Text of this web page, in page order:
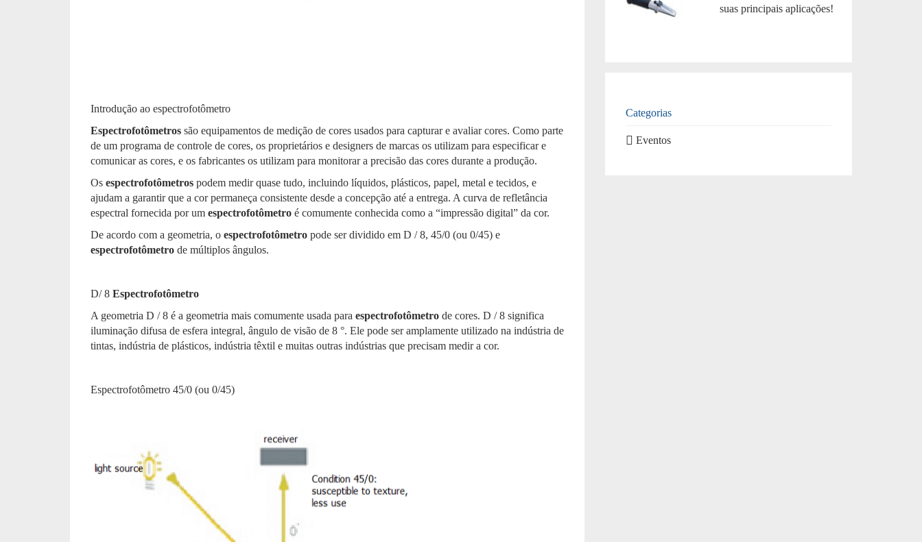
Introdução ao espectrofotômetro
Espectrofotômetros são equipamentos de medição de cores usados ​​para capturar e avaliar cores. Como parte
de um programa de controle de cores, os proprietários e designers de marcas os utilizam para especificar e
comunicar as cores, e os fabricantes os utilizam para monitorar a precisão das cores durante a produção.
Os espectrofotômetros podem medir quase tudo, incluindo líquidos, plásticos, papel, metal e tecidos, e
ajudam a garantir que a cor permaneça consistente desde a concepção até a entrega. A curva de refletância
espectral fornecida por um espectrofotômetro é comumente conhecida como a “impressão digital” da cor.
De acordo com a geometria, o espectrofotômetro pode ser dividido em D / 8, 45/0 (ou 0/45) e
espectrofotômetro de múltiplos ângulos.
D/ 8 Espectrofotômetro
A geometria D / 8 é a geometria mais comumente usada para espectrofotômetro de cores. D / 8 significa
iluminação difusa de esfera integral, ângulo de visão de 8 °. Ele pode ser amplamente utilizado na indústria de
tintas, indústria de plásticos, indústria têxtil e muitas outras indústrias que precisam medir a cor.
Espectrofotômetro 45/0 (ou 0/45)
suas principais aplicações!
Categorias
Eventos